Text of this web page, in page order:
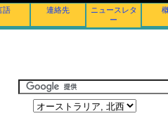
語 連絡先
ニュースレタ
ー